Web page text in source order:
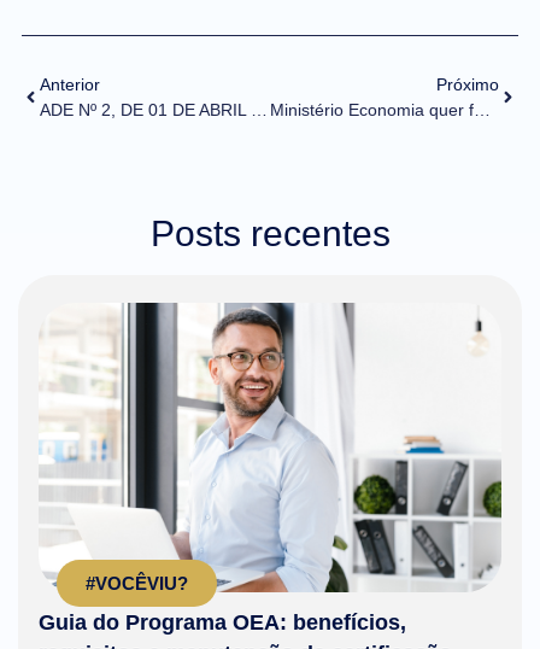
Anterior
Próximo
Ministério Economia quer forçar repasse do corte do IPI com imposto de importação menor
Posts recentes
#VOCÊVIU?
Guia do Programa OEA: benefícios,